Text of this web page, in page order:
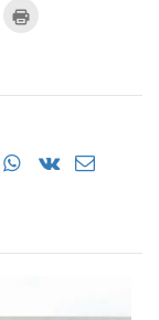
window)